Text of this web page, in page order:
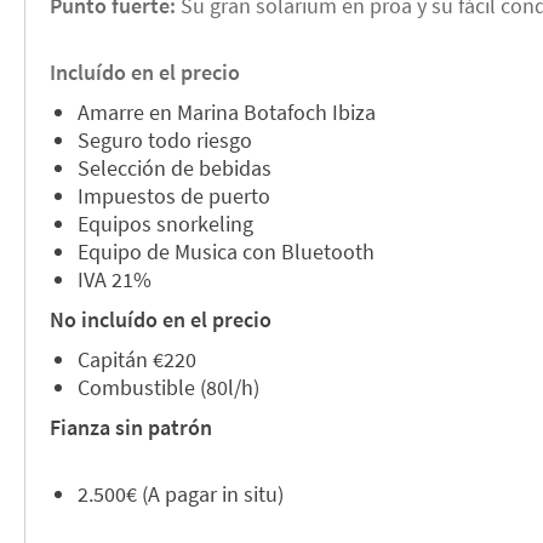
Punto fuerte: Su gran solarium en proa y su fácil
Incluído en el precio
Amarre en Marina Botafoch Ibiza
Seguro todo riesgo
Selección de bebidas
Impuestos de puerto
Equipos snorkeling
Equipo de Musica con Bluetooth
IVA 21%
No incluído en el precio
Capitán €220
Combustible (80l/h)
Fianza sin patrón
2.500€ (A pagar in situ)